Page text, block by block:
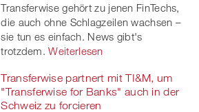
Transferwise gehört zu jenen FinTechs,
die auch ohne Schlagzeilen wachsen –
sie tun es einfach. News gibt's
trotzdem. Weiterlesen
Transferwise partnert mit TI&M, um
"Transferwise for Banks" auch in der
Schweiz zu forcieren